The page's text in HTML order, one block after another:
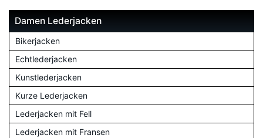
Damen Lederjacken
Bikerjacken
Echtlederjacken
Kunstlederjacken
Kurze Lederjacken
Lederjacken mit Fell
Lederjacken mit Fransen